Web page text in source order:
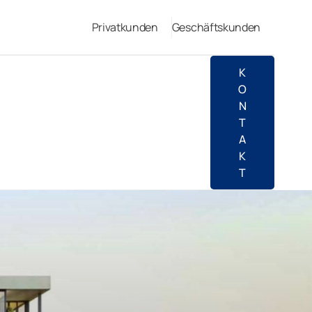
Privatkunden Geschäftskunden
K
O
N
T
A
K
T